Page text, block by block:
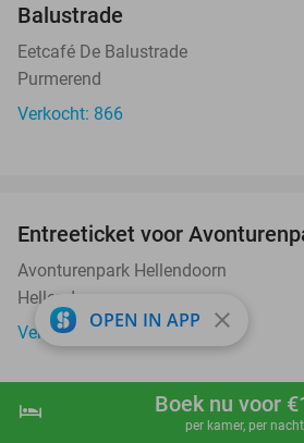
shopping_cart Boek nu
hotel Boek nu voor
per kamer, per nacht
Balustrade
Eetcafé De Balustrade
Purmerend
Verkocht: 866
Entreeticket voor
Avonturenpark Hellendoorn
Hellendoorn
Verkocht: 32.624
OPEN IN APP close